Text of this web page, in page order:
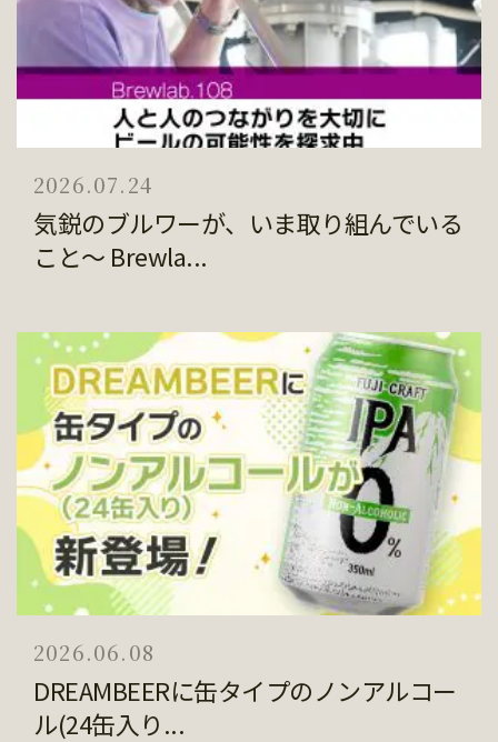
2026.07.24
気鋭のブルワーが、いま取り組んでいる
こと～ Brewla...
2026.06.08
DREAMBEERに缶タイプのノンアルコー
ル(24缶入り...